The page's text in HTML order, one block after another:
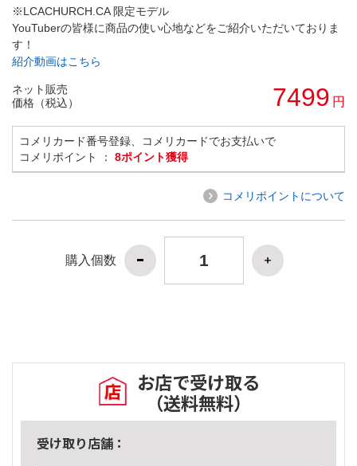
※LCACHURCH.CA 限定モデル
YouTuberの皆様に商品の使い心地などをご紹介いただいておりま
す！
紹介動画はこちら
ネット販売
価格（税込）
7499 円
コメリカード番号登録、コメリカードでお支払いで
コメリポイント ： 8ポイント獲得
コメリポイントについて
購入個数
お店で受け取る
（送料無料）
受け取り店舗：